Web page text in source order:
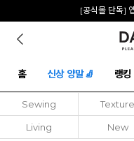
[공식몰 단독]
홈 신상 양말🧦 랭킹
Sewing Texture
Living New